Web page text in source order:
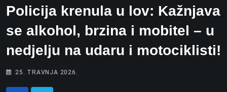
Policija krenula u lov: Kažnjava
se alkohol, brzina i mobitel – u
nedjelju na udaru i motociklisti!
25. TRAVNJA 2026.